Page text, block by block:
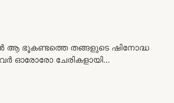
ഭൂകണ്ടത്തെ തങ്ങളുടെ ഷിനോദ്ധ
ഓരോരോ ചേരികളായി…